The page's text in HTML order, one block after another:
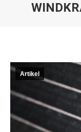
Artikel